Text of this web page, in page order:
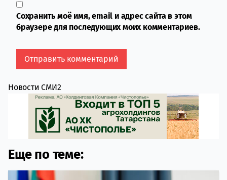
Сохранить моё имя, email и адрес сайта в этом
браузере для последующих моих комментариев.
Новости СМИ2
Еще по теме: